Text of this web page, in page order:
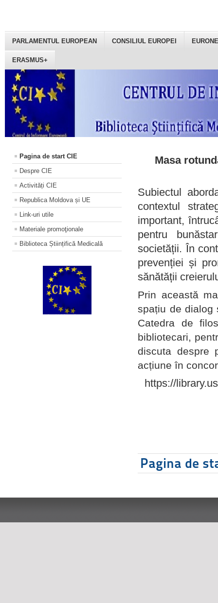
PARLAMENTUL EUROPEAN CONSILIUL EUROPEI
ERASMUS+
Pagina de start CIE
Despre CIE
Activități CIE
Republica Moldova și UE
Link-uri utile
Materiale promoţionale
Biblioteca Științifică Medicală
Masa
Subiectul
contextul
important,
pentru
societății. În
prevenției și
sănătății
Prin această
spațiu de dialog
Catedra de
bibliotecari,
discuta despre
acțiune în
https://
Pagina de